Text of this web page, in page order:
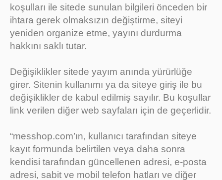
koşulları ile sitede sunulan bilgileri önceden bir
ihtara gerek olmaksızın değiştirme, siteyi
yeniden organize etme, yayını durdurma
hakkını saklı tutar.
Değişiklikler sitede yayım anında yürürlüğe
girer. Sitenin kullanımı ya da siteye giriş ile bu
değişiklikler de kabul edilmiş sayılır. Bu koşullar
link verilen diğer web sayfaları için de geçerlidir.
“messhop.com’ın, kullanıcı tarafından siteye
kayıt formunda belirtilen veya daha sonra
kendisi tarafından güncellenen adresi, e-posta
adresi, sabit ve mobil telefon hatları ve diğer